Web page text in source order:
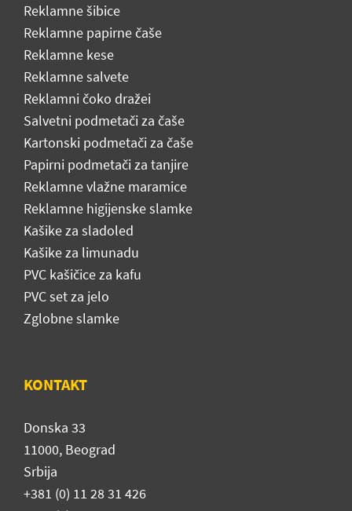
Reklamne šibice
Reklamne papirne čaše
Reklamne kese
Reklamne salvete
Reklamni čoko dražei
Salvetni podmetači za čaše
Kartonski podmetači za čaše
Papirni podmetači za tanjire
Reklamne vlažne maramice
Reklamne higijenske slamke
Kašike za sladoled
Kašike za limunadu
PVC kašičice za kafu
PVC set za jelo
Zglobne slamke
KONTAKT
Donska 33
11000, Beograd
Srbija
+381 (0) 11 28 31 426